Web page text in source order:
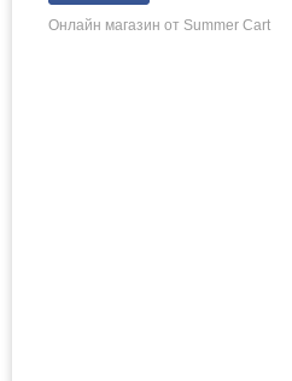
Онлайн магазин от Summer Cart